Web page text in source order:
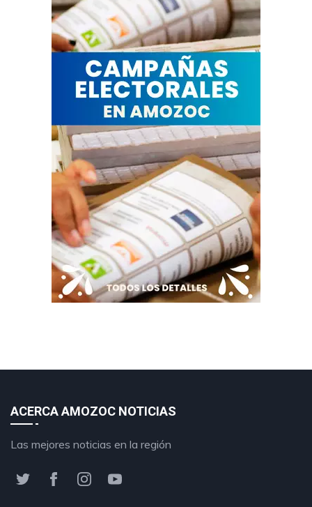
ACERCA AMOZOC NOTICIAS
Las mejores noticias en la región